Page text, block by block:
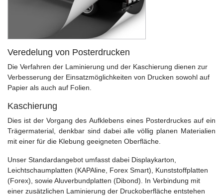
Veredelung von Posterdrucken
Die Verfahren der Laminierung und der Kaschierung dienen zur
Verbesserung der Einsatzmöglichkeiten von Drucken sowohl auf
Papier als auch auf Folien.
Kaschierung
Dies ist der Vorgang des Aufklebens eines Posterdruckes auf ein
Trägermaterial, denkbar sind dabei alle völlig planen Materialien
mit einer für die Klebung geeigneten Oberfläche.
Unser Standardangebot umfasst dabei Displaykarton,
Leichtschaumplatten (KAPAline, Forex Smart), Kunststoffplatten
(Forex), sowie Aluverbundplatten (Dibond). In Verbindung mit
einer zusätzlichen Laminierung der Druckoberfläche entstehen